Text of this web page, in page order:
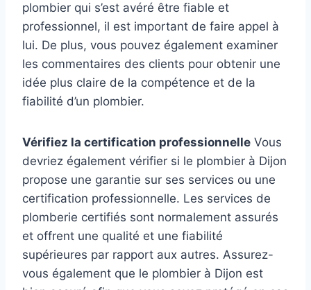
plombier qui s’est avéré être fiable et
professionnel, il est important de faire appel à
lui. De plus, vous pouvez également examiner
les commentaires des clients pour obtenir une
idée plus claire de la compétence et de la
fiabilité d’un plombier.
Vérifiez la certification professionnelle Vous
devriez également vérifier si le plombier à Dijon
propose une garantie sur ses services ou une
certification professionnelle. Les services de
plomberie certifiés sont normalement assurés
et offrent une qualité et une fiabilité
supérieures par rapport aux autres. Assurez-
vous également que le plombier à Dijon est